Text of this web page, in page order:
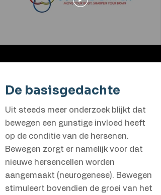
De basisgedachte
Uit steeds meer onderzoek blijkt dat
bewegen een gunstige invloed heeft
op de conditie van de hersenen.
Bewegen zorgt er namelijk voor dat
nieuwe hersencellen worden
aangemaakt (neurogenese). Bewegen
stimuleert bovendien de groei van het